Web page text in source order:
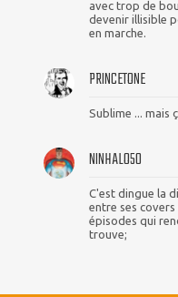
avec trop de
devenir illisible
en marche.
PRINCETONE
Sublime ... mais
NINHALO50
C'est dingue la
entre ses
épisodes qui
trouve;